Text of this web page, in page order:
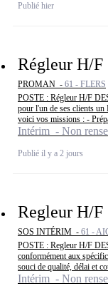
Publié hier
Régleur H/F
PROMAN - 61 - FLERS
POSTE : Régleur H/F
pour l'un de ses clients
voici vos missions : -
Intérim - Non
Publié il y a 2 jours
Regleur H/F
SOS INTÉRIM - 61 -
POSTE : Regleur H/F
conformément aux
souci de qualité, délai et
Intérim - Non